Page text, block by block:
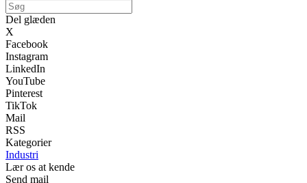
Del glæden
X
Facebook
Instagram
LinkedIn
YouTube
Pinterest
TikTok
Mail
RSS
Kategorier
Industri
Lær os at kende
Send mail